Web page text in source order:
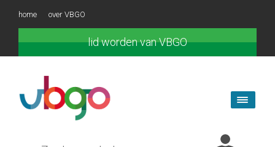
home over VBGO
lid worden van VBGO